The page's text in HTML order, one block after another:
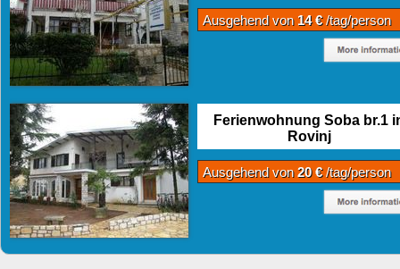
Ausgehend von 14 €/tag/person
Ferienwohnung Soba br.1
Rovinj
Ausgehend von20 €/tag/person